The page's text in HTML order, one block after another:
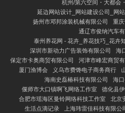
杭州/第六空间・大都会
延边网站设计_网站建设公司_网
扬州市邓邦涂装机械有限公司
重
通辽市俊纳汽车
泰州养花网 - 花卉_养花技巧_花卉
深圳市新动力广告装饰有限公司
海
保定市卡奥商贸有限公司
河津市峰宏商贸
厦门渔博会
义乌市费馋电子商务商行
海南史磊椿科技有限公司
海
偃师市大口镇啊飞网络工作室
德化县
合肥市瑶海区曼铃网络科技工作室
北京
生活点滴记录
上海玮雷佳科技有限公